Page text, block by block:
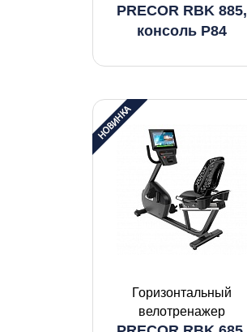
PRECOR RBK 885,
консоль P84
Горизонтальный
велотренажер